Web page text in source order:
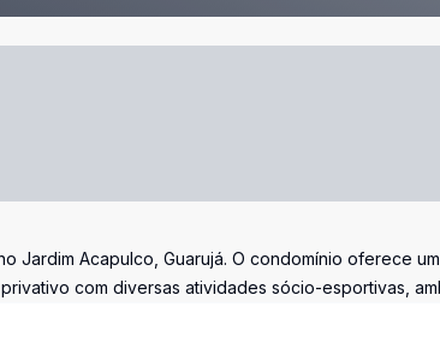
Jardim Acapulco, Guarujá. O condomínio oferece
com diversas atividades sócio-esportivas,